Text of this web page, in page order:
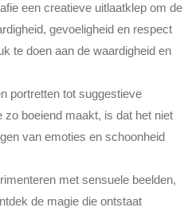
een creatieve uitlaatklep om de
gevoeligheid en respect
te doen aan de waardigheid en
portretten tot suggestieve
boeiend maakt, is dat het niet
van emoties en schoonheid
met sensuele beelden,
de magie die ontstaat